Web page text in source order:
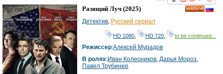
смотреть
Разящий Луч (2025)
Детектив, Русский сериал
HD 1080 HD 720 to be continued...
Режиссер:Алексей Мурадов
В ролях:Иван Колесников, Дарья Мороз,
Павел Трубинер